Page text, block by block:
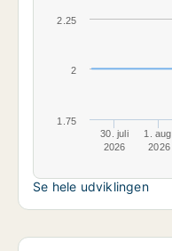
30. juli
2026
1. aug.
2026
2
1.75
2.25
Se hele udviklingen